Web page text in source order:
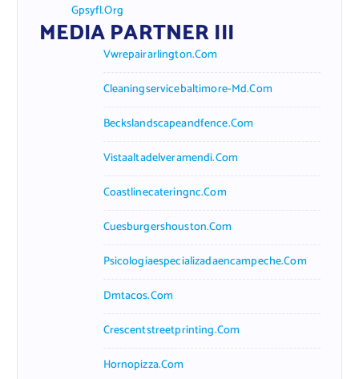
Gpsyfl.org
MEDIA PARTNER III
Vwrepairarlington.com
Cleaningservicebaltimore-Md.com
Beckslandscapeandfence.com
Vistaaltadelveramendi.com
Coastlinecateringnc.com
Cuesburgershouston.com
Psicologiaespecializadaencampeche.com
Dmtacos.com
Crescentstreetprinting.com
Hornopizza.com